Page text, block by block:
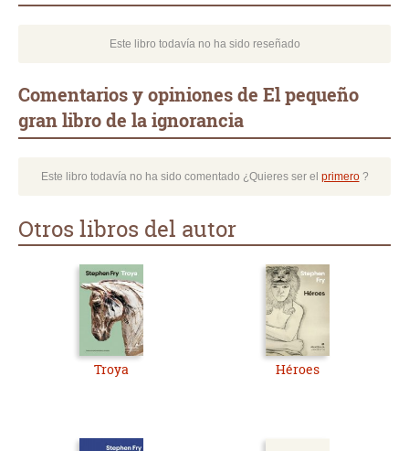
Este libro todavía no ha sido reseñado
Comentarios y opiniones de El pequeño
gran libro de la ignorancia
Este libro todavía no ha sido comentado ¿Quieres ser el primero?
Otros libros del autor
Troya Héroes